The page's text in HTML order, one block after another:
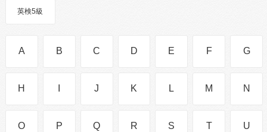
英検5級
A B C D E F G
H J K L M N
O P Q R S T U